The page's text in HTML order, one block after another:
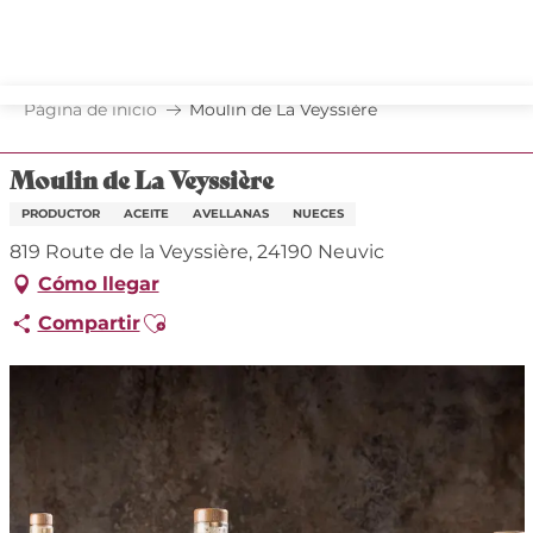
principal
Página de inicio Moulin de La Veyssière
Moulin de La Veyssière
PRODUCTOR ACEITE AVELLANAS NUECES
819 Route de la Veyssière, 24190 Neuvic
Cómo llegar
CompartirAjouter aux favoris